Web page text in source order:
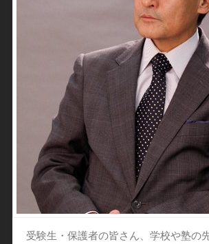
受験生・保護者の皆さん、学校や塾の